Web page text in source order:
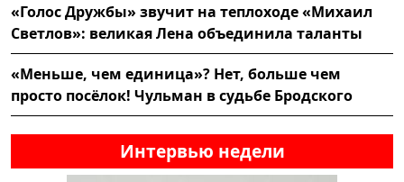
«Голос Дружбы» звучит на теплоходе «Михаил
Светлов»: великая Лена объединила таланты
«Меньше, чем единица»? Нет, больше чем
просто посёлок! Чульман в судьбе Бродского
Интервью недели